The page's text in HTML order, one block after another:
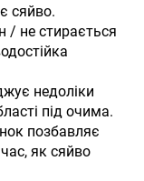
сяйво.
/ не стирається
недоліки
під очима.
позбавляє
як сяйво